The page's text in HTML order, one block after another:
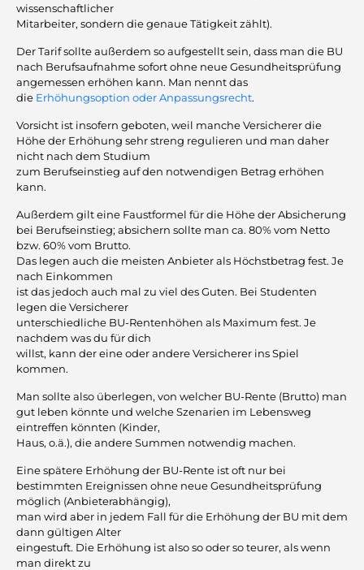
wissenschaftlicher
Mitarbeiter, sondern die genaue Tätigkeit zählt).
Der Tarif sollte außerdem so aufgestellt sein, dass man die BU
nach Berufsaufnahme sofort ohne neue Gesundheitsprüfung
angemessen erhöhen kann. Man nennt das
die Erhöhungsoption oder Anpassungsrecht.
Vorsicht ist insofern geboten, weil manche Versicherer die
Höhe der Erhöhung sehr streng regulieren und man daher
nicht nach dem Studium
zum Berufseinstieg auf den notwendigen Betrag erhöhen
kann.
Außerdem gilt eine Faustformel für die Höhe der Absicherung
bei Berufseinstieg; absichern sollte man ca. 80% vom Netto
bzw. 60% vom Brutto.
Das legen auch die meisten Anbieter als Höchstbetrag fest. Je
nach Einkommen
ist das jedoch auch mal zu viel des Guten. Bei Studenten
legen die Versicherer
unterschiedliche BU-Rentenhöhen als Maximum fest. Je
nachdem was du für dich
willst, kann der eine oder andere Versicherer ins Spiel
kommen.
Man sollte also überlegen, von welcher BU-Rente (Brutto) man
gut leben könnte und welche Szenarien im Lebensweg
eintreffen könnten (Kinder,
Haus, o.ä.), die andere Summen notwendig machen.
Eine spätere Erhöhung der BU-Rente ist oft nur bei
bestimmten Ereignissen ohne neue Gesundheitsprüfung
möglich (Anbieterabhängig),
man wird aber in jedem Fall für die Erhöhung der BU mit dem
dann gültigen Alter
eingestuft. Die Erhöhung ist also so oder so teurer, als wenn
man direkt zu